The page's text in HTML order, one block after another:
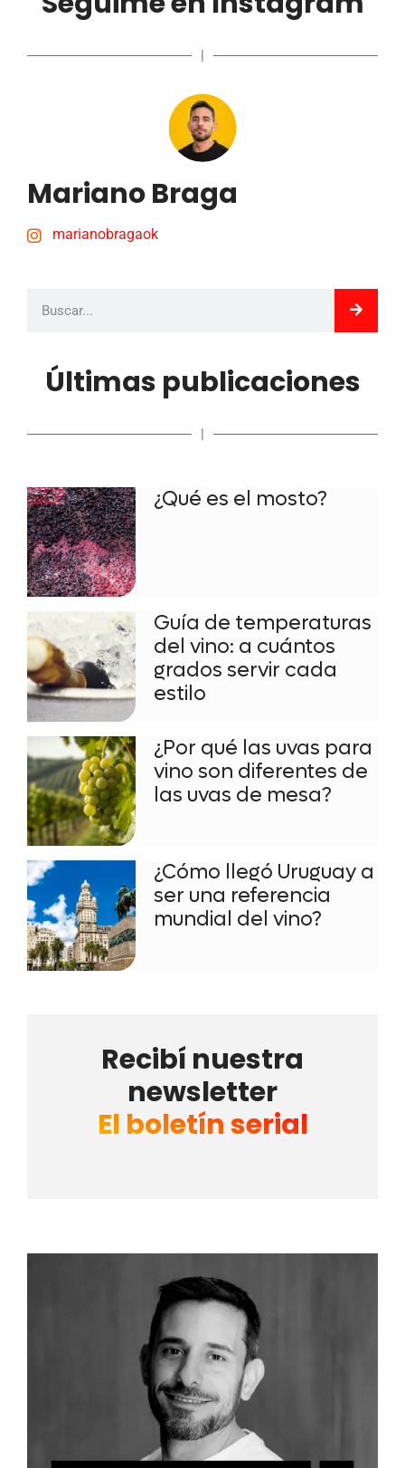
|
Mariano Braga
marianobragaok
Últimas publicaciones
|
¿Qué es el mosto?
Guía de temperaturas
del vino: a cuántos
grados servir cada
estilo
¿Por qué las uvas para
vino son diferentes de
las uvas de mesa?
¿Cómo llegó Uruguay a
ser una referencia
mundial del vino?
Recibí nuestra
newsletter
El boletín serial